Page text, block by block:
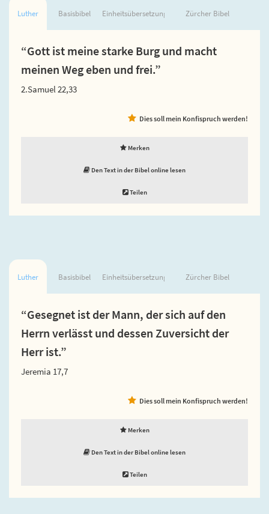
Luther Basisbibel Einheitsübersetzung Zürcher Bibel
“Gott ist meine starke Burg und macht
meinen Weg eben und frei.”
2.Samuel 22,33
Dies soll mein Konfispruch werden!
Merken
Den Text in der Bibel online lesen
Teilen
Luther Basisbibel Einheitsübersetzung Zürcher Bibel
“Gesegnet ist der Mann, der sich auf den
Herrn verlässt und dessen Zuversicht der
Herr ist.”
Jeremia 17,7
Dies soll mein Konfispruch werden!
Merken
Den Text in der Bibel online lesen
Teilen